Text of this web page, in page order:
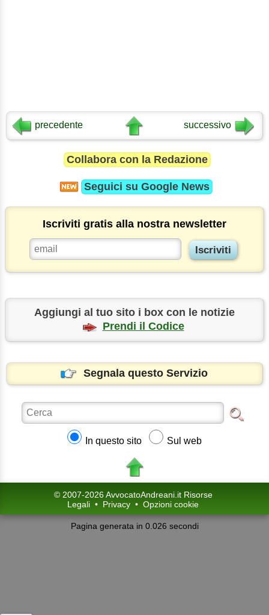
precedente successivo
Collabora con la Redazione
Seguici su Google News
Iscriviti gratis alla nostra newsletter
Aggiungi al tuo sito i box con le notizie
Prendi il Codice
Segnala questo Servizio
In questo sito Sul web
© 2007-2026 AvvocatoAndreani.it Risorse
Legali • Privacy • Opzioni cookie
Pagina generata in 0.026 secondi